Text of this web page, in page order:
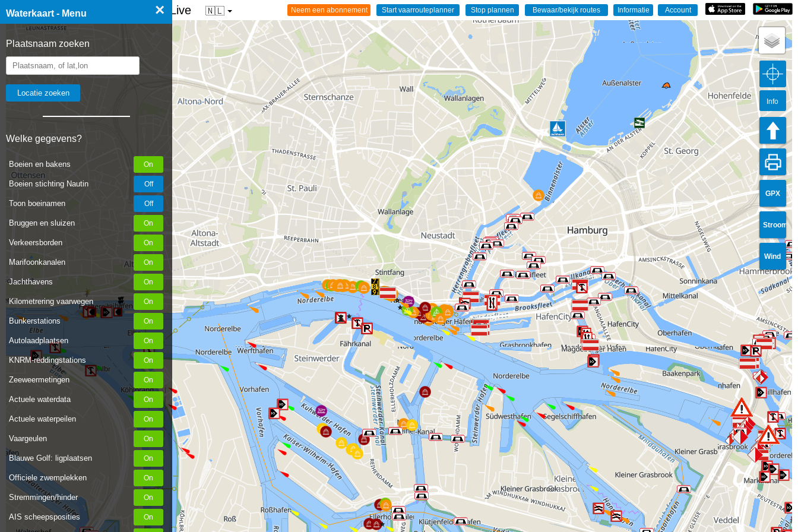
Waterkaart - Menu ×
Plaatsnaam zoeken
Welke gegevens?
Boeien en bakens
Boeien stichting Nautin
Toon boeinamen
Bruggen en sluizen
Verkeersborden
Marifoonkanalen
Jachthavens
Kilometrering vaarwegen
Bunkerstations
Autolaadplaatsen
KNRM-reddingstations
Zeeweermetingen
Actuele waterdata
Actuele waterpeilen
Vaargeulen
Blauwe Golf: ligplaatsen
Officiele zwemplekken
Stremmingen/hinder
AIS scheepsposities
☰ Waterkaart van Nederland - Live 🇳🇱
GPX
Stroom
Wind
Info